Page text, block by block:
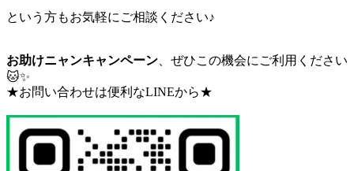
という方もお気軽にご相談ください♪
お助けニャンキャンペーン 、ぜひこの機会にご利用ください
🐱✨
★お問い合わせは便利なLINEから★